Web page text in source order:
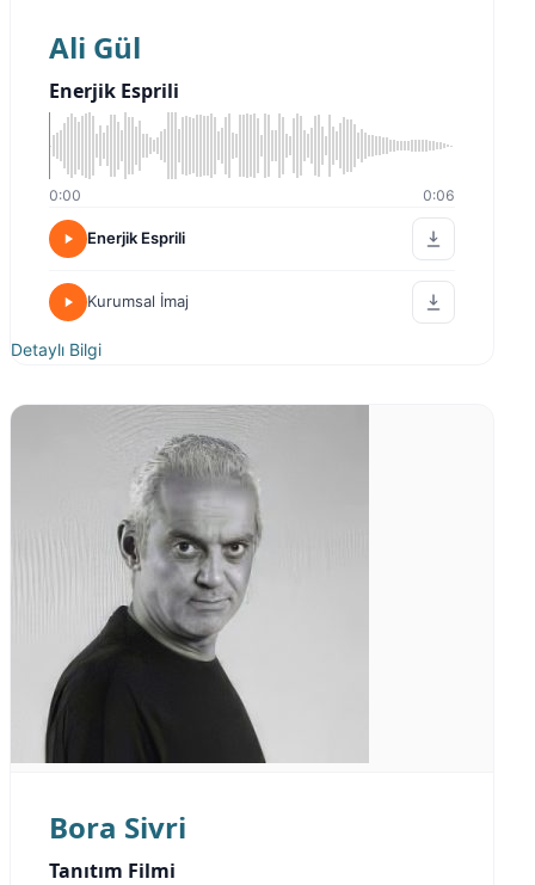
Ali Gül
Enerjik Esprili
0:00 0:06
Enerjik Esprili
Kurumsal İmaj
Detaylı Bilgi
Bora Sivri
Tanıtım Filmi